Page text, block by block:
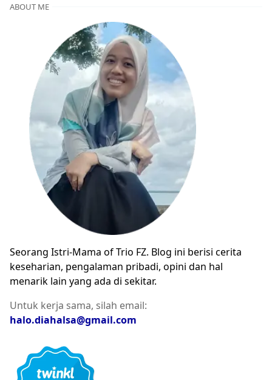
ABOUT ME
Seorang Istri-Mama of Trio FZ. Blog ini berisi cerita
keseharian, pengalaman pribadi, opini dan hal
menarik lain yang ada di sekitar.
Untuk kerja sama, silah email:
halo.diahalsa@gmail.com